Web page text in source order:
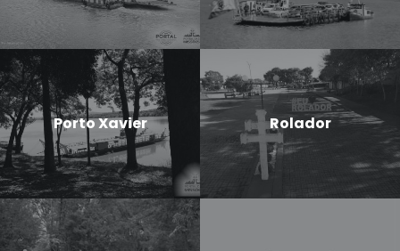
Porto Xavier Rolador